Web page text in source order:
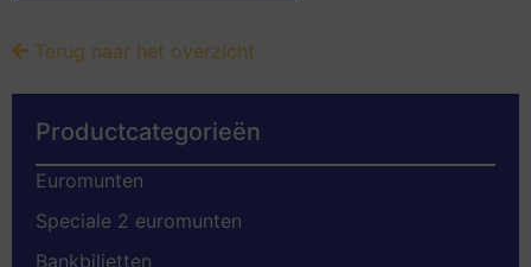
Terug naar het overzicht
Productcategorieën
Euromunten
Speciale 2 euromunten
Bankbiljetten